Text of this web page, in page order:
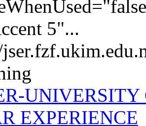
5"...
UNIVERSITY
EXPERIENCE